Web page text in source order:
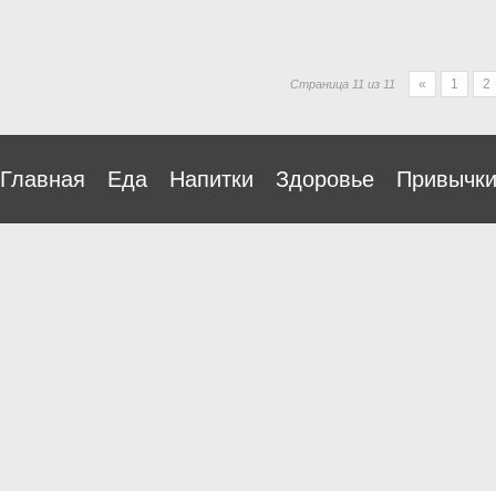
Страница 11 из 11 « 1 2
Главная Еда Напитки Здоровье Привычки